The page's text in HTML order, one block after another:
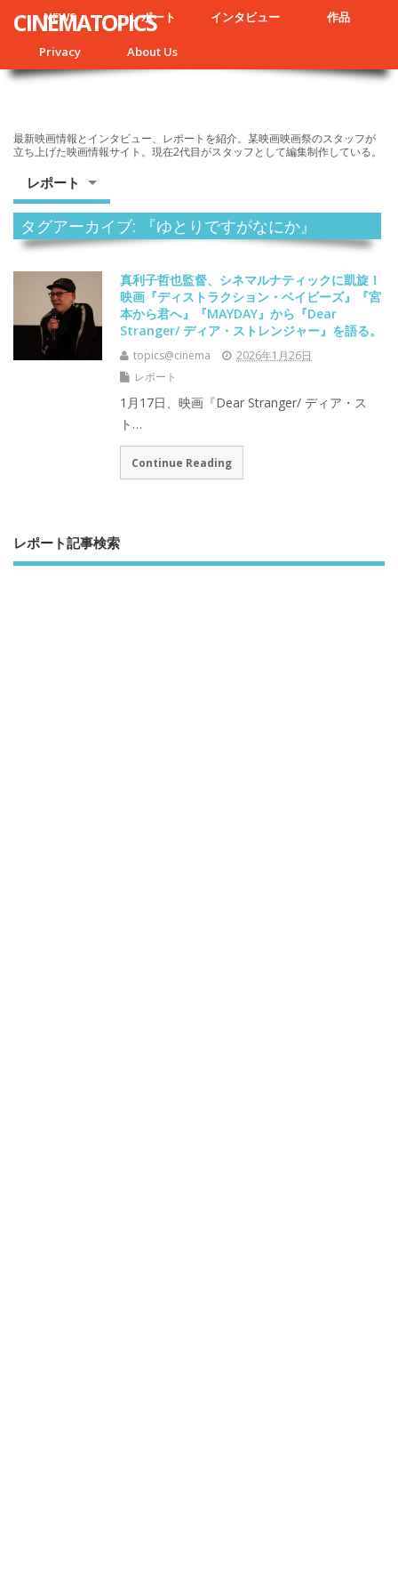
NEWS レポート インタビュー 作品
Privacy About Us
CINEMATOPICS
最新映画情報とインタビュー、レポートを紹介。某映画映画祭のスタッフが
立ち上げた映画情報サイト。現在2代目がスタッフとして編集制作している。
レポート
タグアーカイブ: 『ゆとりですがなにか』
真利子哲也監督、シネマルナティックに凱旋！
映画『ディストラクション・ベイビーズ』『宮
本から君へ』『MAYDAY』から『Dear
Stranger/ ディア・ストレンジャー』を語る。
topics@cinema
2026年1月26日
レポート
1月17日、映画『Dear Stranger/ ディア・ス
ト…
Continue Reading
レポート記事検索